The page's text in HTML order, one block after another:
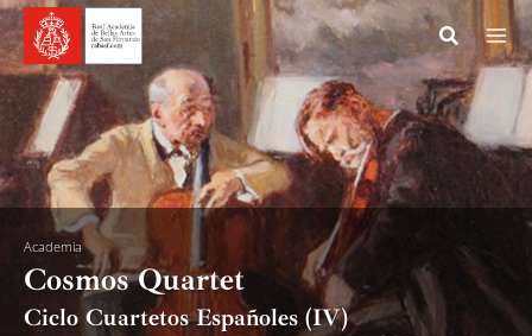
Ir
al
contenido
Academia
Cosmos Quartet
Ciclo Cuartetos Españoles (IV)